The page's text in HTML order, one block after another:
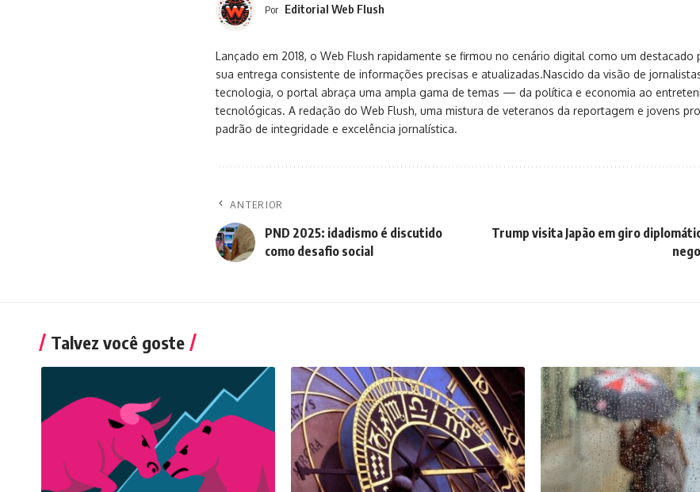
Por Editorial Web Flush
Lançado em 2018, o Web Flush rapidamente se firmou no cenário digital como um destacado
sua entrega consistente de informações precisas e atualizadas.Nascido da visão de
tecnologia, o portal abraça uma ampla gama de temas — da política e economia ao
tecnológicas. A redação do Web Flush, uma mistura de veteranos da reportagem e jovens
padrão de integridade e excelência jornalística.
ANTERIOR
PND 2025: idadismo é discutido
como desafio social
Trump visita Japão em giro
Talvez você goste